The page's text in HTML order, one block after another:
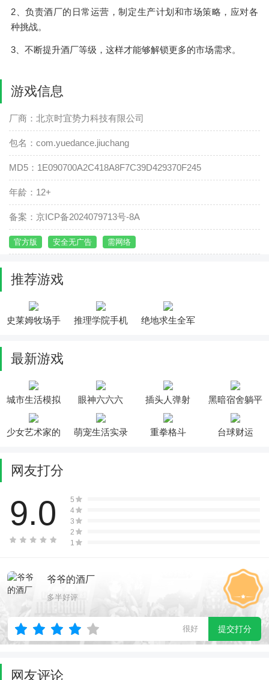
2、负责酒厂的日常运营，制定生产计划和市场策略，应对各
种挑战。
3、不断提升酒厂等级，这样才能够解锁更多的市场需求。
游戏信息
厂商：北京时宜势力科技有限公司
包名：com.yuedance.jiuchang
MD5：1E090700A2C418A8F7C39D429370F245
年龄：12+
备案：京ICP备2024079713号-8A
官方版 安全无广告 需网络
推荐游戏
史莱姆牧场手
推理学院手机
绝地求生全军
最新游戏
城市生活模拟 眼神六六六 插头人弹射 黑暗宿舍躺平
少女艺术家的
萌宠生活实录 重拳格斗 台球财运
网友打分
9.0
5
4
3
2
1
爷爷的酒厂
多半好评
很好 提交打分
网友评论